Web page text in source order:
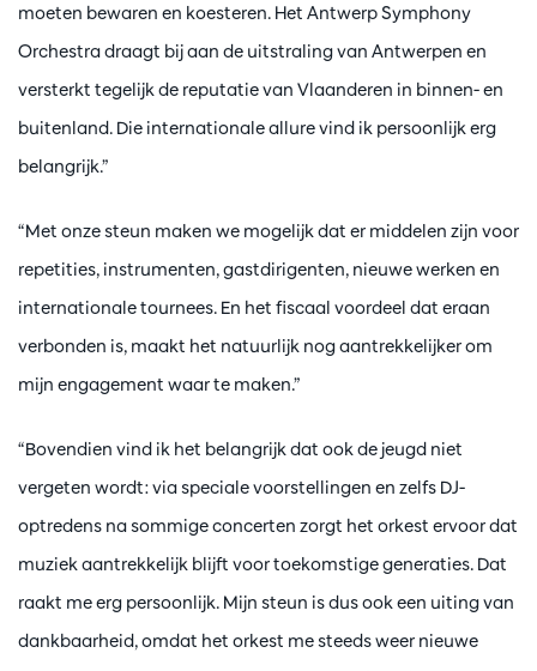
moeten bewaren en koesteren. Het Antwerp Symphony
Orchestra draagt bij aan de uitstraling van Antwerpen en
versterkt tegelijk de reputatie van Vlaanderen in binnen- en
buitenland. Die internationale allure vind ik persoonlijk erg
belangrijk.”
“Met onze steun maken we mogelijk dat er middelen zijn voor
repetities, instrumenten, gastdirigenten, nieuwe werken en
internationale tournees. En het fiscaal voordeel dat eraan
verbonden is, maakt het natuurlijk nog aantrekkelijker om
mijn engagement waar te maken.”
“Bovendien vind ik het belangrijk dat ook de jeugd niet
vergeten wordt: via speciale voorstellingen en zelfs DJ-
optredens na sommige concerten zorgt het orkest ervoor dat
muziek aantrekkelijk blijft voor toekomstige generaties. Dat
raakt me erg persoonlijk. Mijn steun is dus ook een uiting van
dankbaarheid, omdat het orkest me steeds weer nieuwe